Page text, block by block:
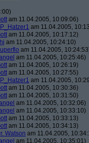
am 11.04.2005, 10:09:06)
am 11.04.2005,
am 11.04.2005, 10:17:12)
am 11.04.2005, 10:24:10)
am 11.04.2005,
am 11.04.2005, 10:25:46)
am 11.04.2005, 10:26:19)
am 11.04.2005, 10:27:55)
am 11.04.2005,
am 11.04.2005, 10:30:36)
am 11.04.2005, 10:31:50)
am 11.04.2005, 10:32:06)
am 11.04.2005, 10:33:10)
am 11.04.2005, 10:33:13)
am 11.04.2005, 10:34:13)
Watson am 11.04.2005,
am 11.04.2005, 10:35:01)